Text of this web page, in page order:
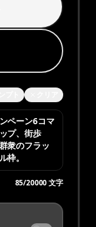
85/20000文字